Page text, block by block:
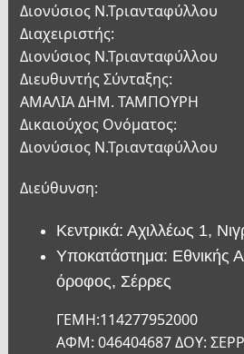
Διονύσιος Ν.Τριανταφύλλου
Διαχειριστής:
Διονύσιος Ν.Τριανταφύλλου
Διευθυντής Σύνταξης:
ΑΜΑΛΙΑ ΔΗΜ. ΤΑΜΠΟΥΡΗ
Δικαιούχος Ονόματος:
Διονύσιος Ν.Τριανταφύλλου
Διεύθυνση:
Κεντρικά: Αχιλλέως 1,
Υποκατάστημα: Εθνικής
όροφος, Σέρρες
ΓΕΜΗ:114277952000
ΑΦΜ: 046404687 ΔΟΥ: